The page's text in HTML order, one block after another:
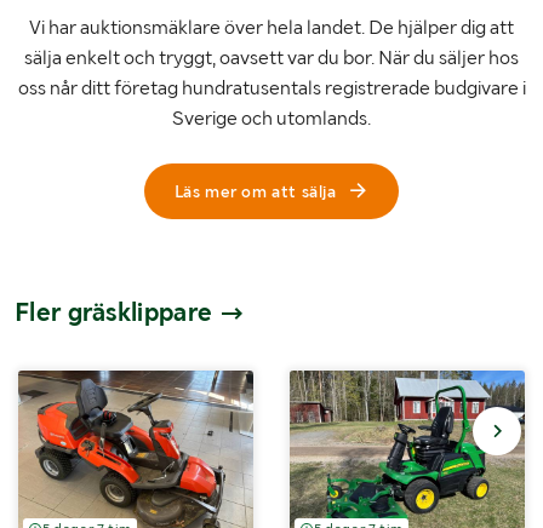
Vi har auktionsmäklare över hela landet. De hjälper dig att
sälja enkelt och tryggt, oavsett var du bor. När du säljer hos
oss når ditt företag hundratusentals registrerade budgivare i
Sverige och utomlands.
Läs mer om att sälja
Fler gräsklippare